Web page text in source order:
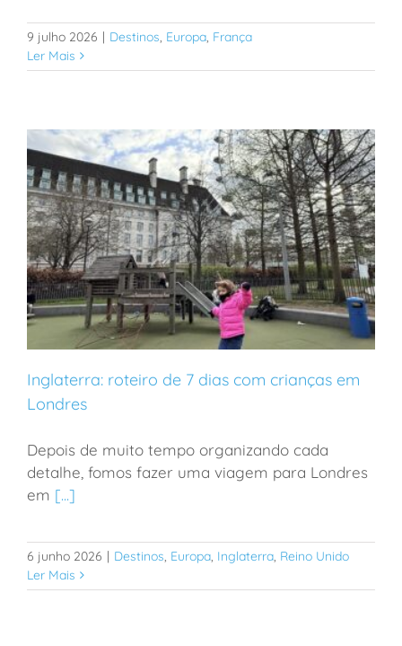
9 julho 2026 | Destinos, Europa, França
Ler Mais
Inglaterra: roteiro de 7 dias com crianças em Londres
Inglaterra: roteiro de 7 dias com crianças em
Londres
Depois de muito tempo organizando cada
detalhe, fomos fazer uma viagem para Londres
em [...]
6 junho 2026 | Destinos, Europa, Inglaterra, Reino Unido
Ler Mais